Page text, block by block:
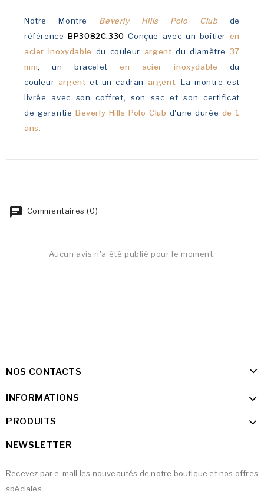
Notre Montre Beverly Hills Polo Club de
référenceBP3082C.330Conçue avec un boîtier en
acier inoxydable du couleur argentdu diamètre 37
mm, un braceleten acier inoxydable du
couleur argent et un cadran argent. La montre est
livrée avec son coffret, son sac et son certificat
de garantie Beverly Hills Polo Club d'une durée de 1
ans.
Commentaires (0)
Aucun avis n'a été publié pour le moment.
NOS CONTACTS
INFORMATIONS
PRODUITS
NEWSLETTER
Recevez par e-mail les nouveautés de notre boutique et nos offres
spéciales.